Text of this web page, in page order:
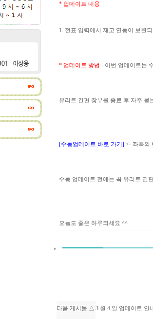
* 업데이트 내용
1. 전표 입력에서 재고 연동이 보완
* 업데이트 방법 - 이번 업데이트는
유리트 간편 장부를 종료 후 자주
[수동업데이트 바로 가기] <- 좌측의
수동 업데이트 전에는 꼭 유리트 간
오늘도 좋은 하루되세요 ^^
다음 게시물 △ 3 월 4 일 업데이트 안